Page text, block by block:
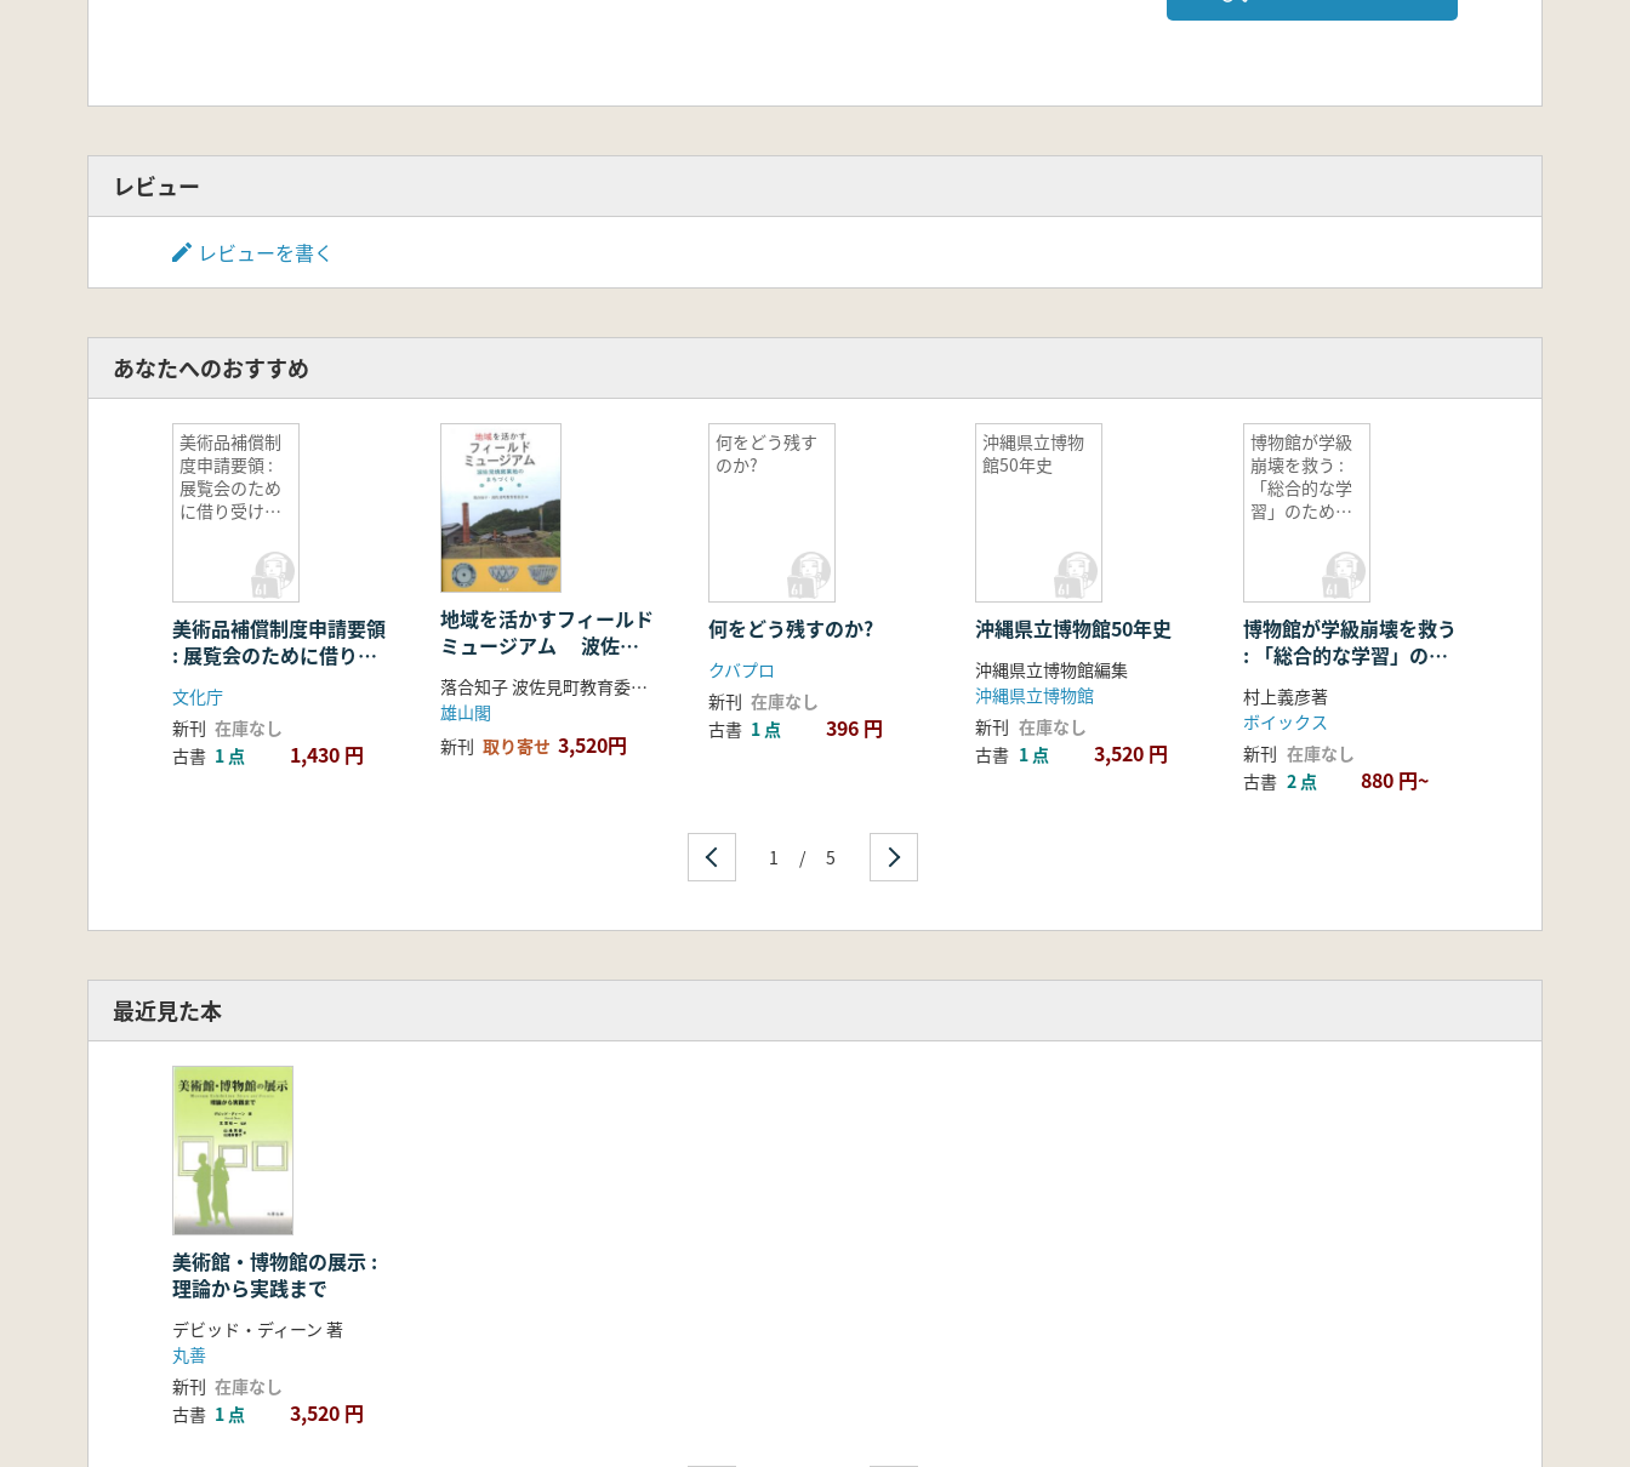
レビュー
レビューを書く
あなたへのおすすめ
美術品補償制
度申請要領 :
展覧会のため
に借り受けた
に係る政府に
よる補償制度
美術品補償制度申請要領
: 展覧会のために借り受
けた美術品の損害に係る
政府による補償制度
文化庁
新刊 在庫なし
古書 1 点 1,430 円
地域を活かすフィールド
ミュージアム 波佐見
焼窯業地のまちづくり落合知子 波佐見町教育委員会 編著
雄山閣
新刊 取り寄せ 3,520円
何をどう残す
のか?
何をどう残すのか?
クバプロ
新刊 在庫なし
古書 1 点 396 円
沖縄県立博物
館50年史
沖縄県立博物館50年史
沖縄県立博物館編集
沖縄県立博物館
新刊 在庫なし
古書 1 点 3,520 円
博物館が学級
崩壊を救う :
「総合的な学
習」のための
博物館が学級崩壊を救う
: 「総合的な学習」のた
めの博物館活用法
村上義彦著
ボイックス
新刊 在庫なし
古書 2 点 880 円~
1 / 5
最近見た本
美術館・博物館の展示 :
理論から実践まで
デビッド・ディーン 著
丸善
新刊 在庫なし
古書 1 点 3,520 円